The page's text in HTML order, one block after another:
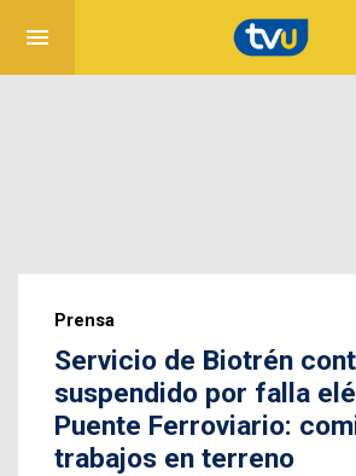
menu
Prensa
Servicio de Biotrén
suspendido por falla
Puente Ferroviario:
trabajos en terreno